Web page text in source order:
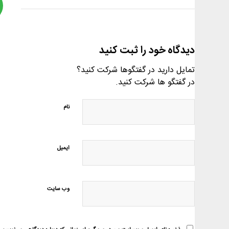
دیدگاه خود را ثبت کنید
تمایل دارید در گفتگوها شرکت کنید؟
در گفتگو ها شرکت کنید.
نام
ایمیل
وب‌ سایت